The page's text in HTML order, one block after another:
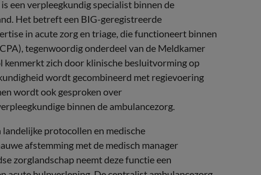
is een verpleegkundig specialist binnen de
Het betreft een BIG-geregistreerde
in acute zorg en triage, die functioneert binnen
tegenwoordig onderdeel van de Meldkamer
zich door klinische besluitvorming op
wordt gecombineerd met regievoering
wordt ook gesproken over
binnen de ambulancezorg.
protocollen en medische
afstemming met de medisch manager
zorglandschap neemt deze functie een